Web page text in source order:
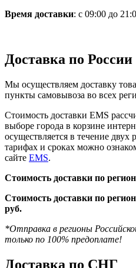
Время доставки: с 09:00 до
Доставка по России
Мы осуществляем доставку
пункты самовывоза во всех
Стоимость доставки EMS
выборе города в корзине
осуществляется в течение
тарифах и сроках можно
сайте EMS.
Стоимость доставки по
Стоимость доставки по
руб.
*Отправка в регионы
только по 100% предоплате!
Доставка по СНГ